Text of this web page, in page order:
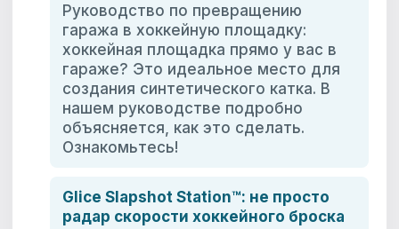
Руководство по превращению
гаража в хоккейную площадку:
хоккейная площадка прямо у вас в
гараже? Это идеальное место для
создания синтетического катка. В
нашем руководстве подробно
объясняется, как это сделать.
Ознакомьтесь!
Glice Slapshot Station™: не просто
радар скорости хоккейного броска